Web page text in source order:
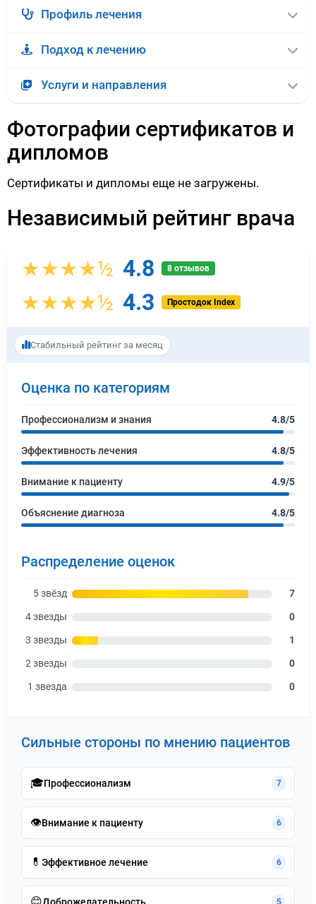
Профиль лечения
Подход к лечению
Услуги и направления
Фотографии сертификатов и
дипломов
Сертификаты и дипломы еще не загружены.
Независимый рейтинг врача
★★★★½ 4.8 8 отзывов
★★★★½ 4.3 Простодок Index
Стабильный рейтинг за месяц
Оценка по категориям
Профессионализм и знания 4.8/5
Эффективность лечения 4.8/5
Внимание к пациенту 4.9/5
Объяснение диагноза 4.8/5
Распределение оценок
5 звёзд 7
4 звезды 0
3 звезды 1
2 звезды 0
1 звезда 0
Сильные стороны по мнению пациентов
🎓Профессионализм 7
👁️Внимание к пациенту 6
💊 Эффективное лечение 6
Доброжелательность 5